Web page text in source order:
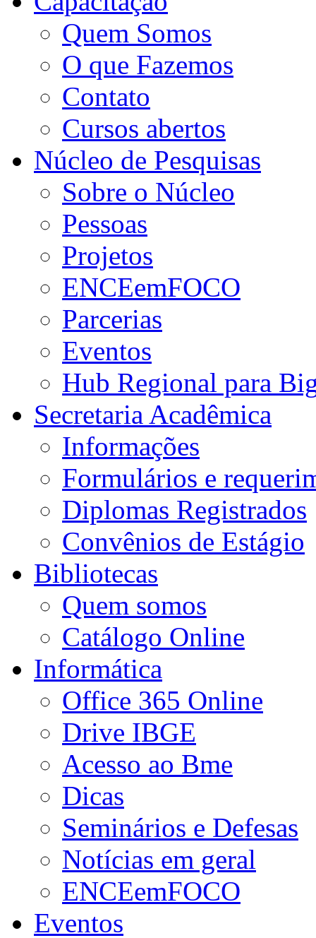
Quem Somos
O que Fazemos
Contato
Cursos abertos
Núcleo de Pesquisas
Sobre o Núcleo
Pessoas
Projetos
ENCEemFOCO
Parcerias
Eventos
Hub Regional para
Secretaria Acadêmica
Informações
Formulários e
Diplomas Registrados
Convênios de Estágio
Bibliotecas
Quem somos
Catálogo Online
Informática
Office 365 Online
Drive IBGE
Acesso ao Bme
Dicas
Seminários e Defesas
Notícias em geral
ENCEemFOCO
Eventos